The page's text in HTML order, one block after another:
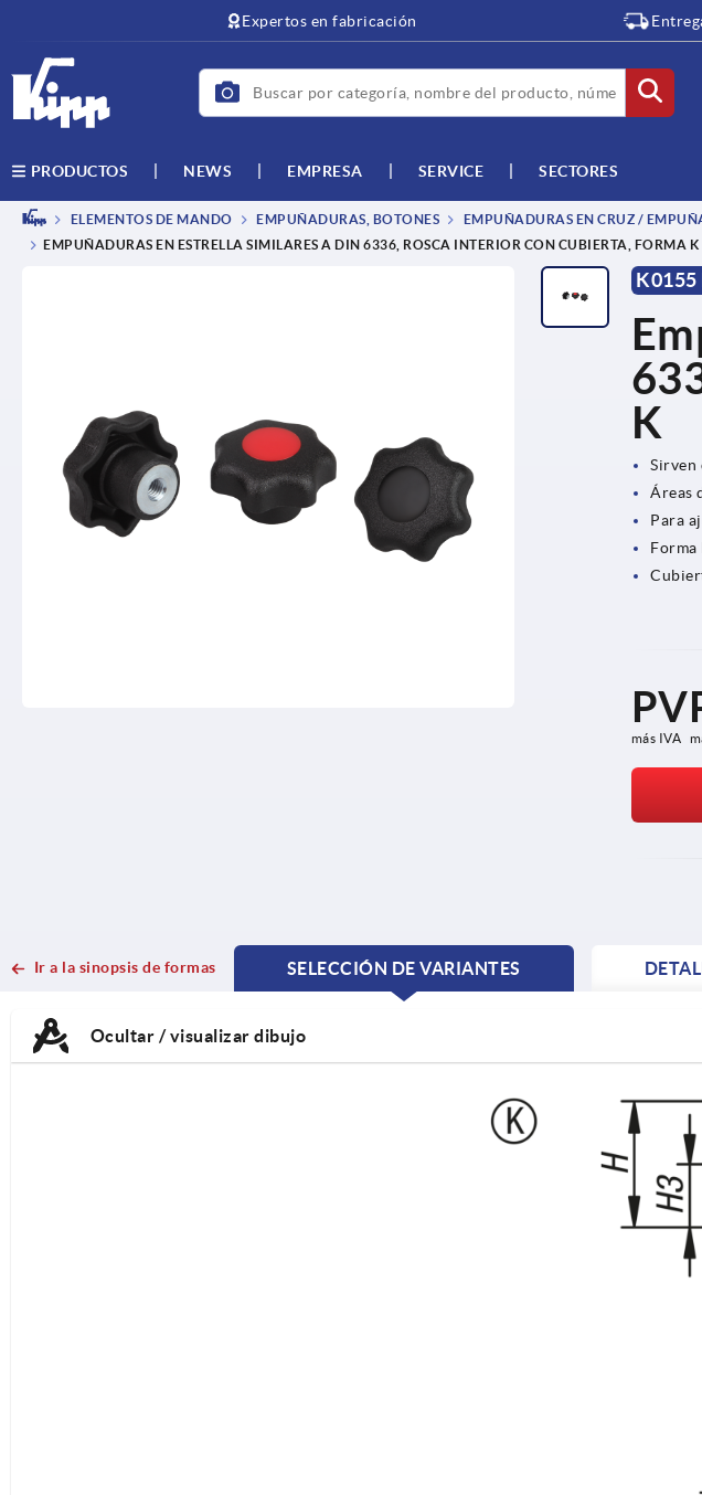
Expertos en fabricación
PRODUCTOS NEWS EMPRESA SERVICE SECTORES
ELEMENTOS DE MANDO EMPUÑADURAS, BOTONES EMPUÑADURAS EN CRUZ /
EMPUÑADURAS EN ESTRELLA SIMILARES A DIN 6336, ROSCA INTERIOR CON CUBIERTA, FORMA K
K0155
K
Sirven
Áreas
Para
más IVA
Ir a la sinopsis de formas
SELECCIÓN DE VARIANTES
CURRENT
CURRENT
Ocultar / visualizar dibujo